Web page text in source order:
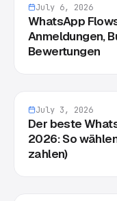
July 6, 2026
WhatsApp
Anmeldungen,
Bewertungen
July 3, 2026
Der beste
2026: So
zahlen)